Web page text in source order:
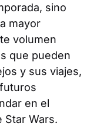
sino
mayor
volumen
que pueden
y sus viajes,
en el
Star Wars.